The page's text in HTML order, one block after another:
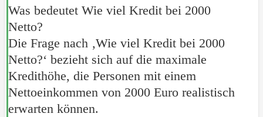
Was bedeutet Wie viel Kredit bei 2000
Netto?
Die Frage nach ‚Wie viel Kredit bei 2000
Netto?‘ bezieht sich auf die maximale
Kredithöhe, die Personen mit einem
Nettoeinkommen von 2000 Euro realistisch
erwarten können.